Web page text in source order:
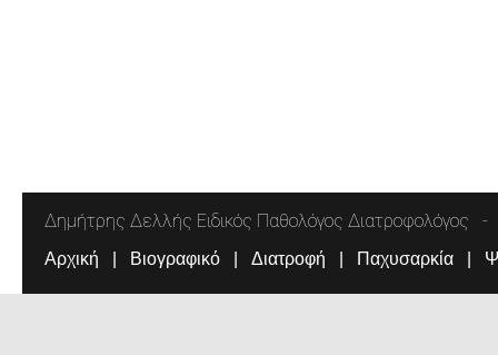
Δημήτρης Δελλής Ειδικός Παθολόγος Διατροφολόγος
Αρχική Βιογραφικό Διατροφή Παχυσαρκία